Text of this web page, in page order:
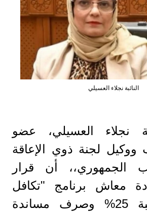
النائبة نجلاء العسيلي
نجلاء العسيلي، عضو
لجنة ذوي الإعاقة
الجمهوري،، أن قرار
معاش برنامج "تكافل
وكرامة" بنسبة 25% وصرف مساندة